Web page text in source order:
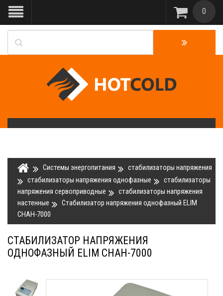
0
Системы энергопитания
стабилизаторы напряжения
стабилизаторы напряжения однофазные
стабилизаторы
напряжения сервоприводные
стабилизаторы напряжения
настенные
Стабилизатор напряжения однофазный ELIM
СНАН-7000
СТАБИЛИЗАТОР НАПРЯЖЕНИЯ
ОДНОФАЗНЫЙ ELIM СНАН-7000